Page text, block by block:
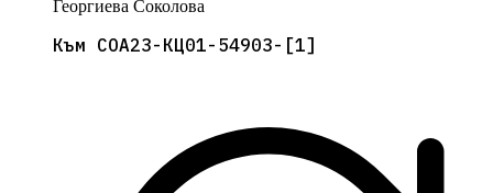
Георгиева Соколова
Към СОА23-КЦ01-54903-[1]